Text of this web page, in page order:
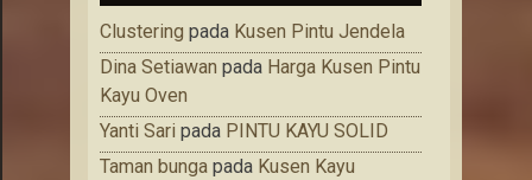
Clustering pada Kusen Pintu Jendela
Dina Setiawan pada Harga Kusen Pintu
Kayu Oven
Yanti Sari pada PINTU KAYU SOLID
Taman bunga pada Kusen Kayu